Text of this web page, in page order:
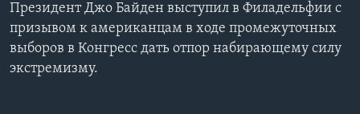
Президент Джо Байден выступил в Филадельфии с
призывом к американцам в ходе промежуточных
выборов в Конгресс дать отпор набирающему силу
экстремизму.